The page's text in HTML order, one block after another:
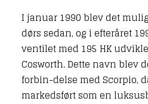
I januar 1990 blev det
dørs sedan, og i efteråret
ventilet med 195 HK
Cosworth. Dette navn blev
forbin-delse med Scorpio,
markedsført som en